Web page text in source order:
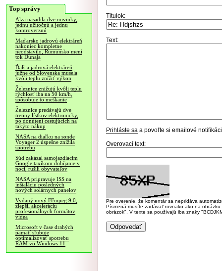
Top správy
Alza nasadila dve novinky,
jednu užitočnú a jednu
kontroverznú
Maďarsko jadrovú elektráreň
nakoniec kompletne
neodstavilo, Rumunsko mení
tok Dunaja
Ďalšia jadrová elektráreň
južne od Slovenska musela
kvôli teplu znížiť výkon
Železnice znižujú kvôli teplu
rýchlosť iba na 50 km/h,
spôsobuje to meškanie
Železnice predávajú dve
tretiny lístkov elektronicky,
po donútení cestujúcich na
takýto nákup
NASA na diaľku na sonde
Voyager 2 úspešne znížila
spotrebu
Súd zakázal samojazdiacim
Google taxíkom dobíjanie v
noci, rušili obyvateľov
NASA pripravuje ISS na
inštaláciu posledných
nových solárnych panelov
Vydaný nový FFmpeg 9.0,
zlepšil akceleráciu
profesionálnych formátov
videa
Microsoft v čase drahých
pamätí sľubuje
optimalizovať spotrebu
RAM vo Windows 11
Titulok:
Text:
Prihláste sa a povoľte si emailové
Overovací text:
Pre overenie, že komentár sa nepridáva
Písmená musíte zadávať rovnako ako na
obrázok". V texte sa používajú iba znaky